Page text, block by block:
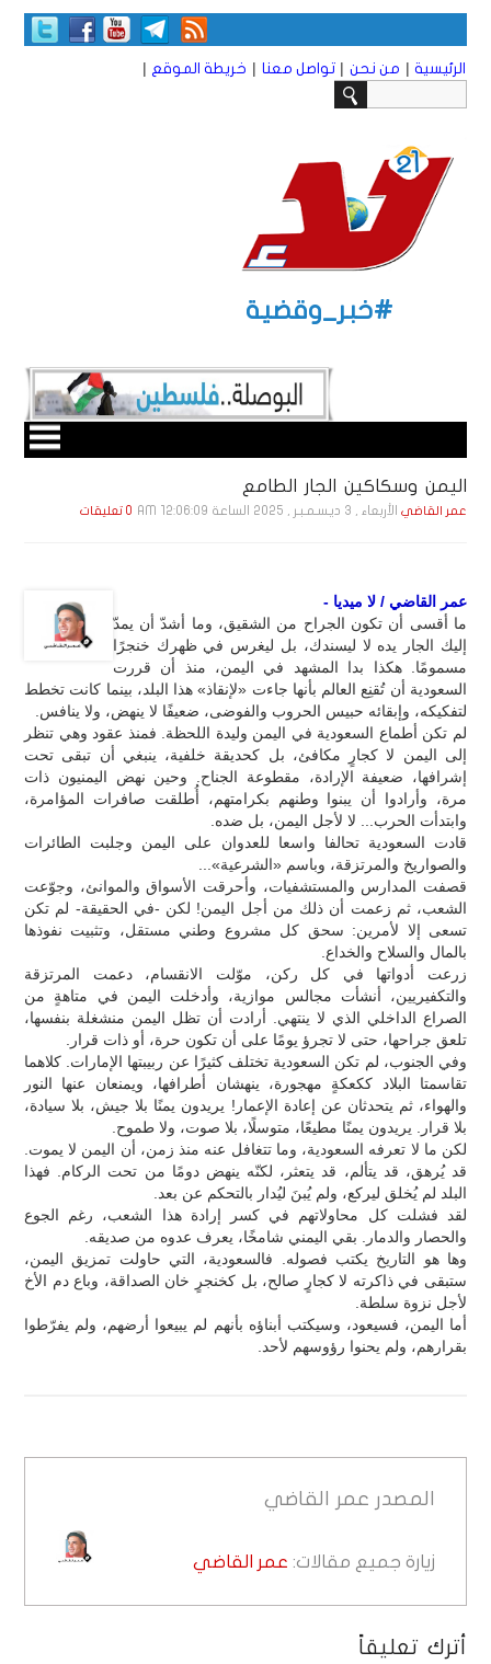
الرئيسية | من نحن | تواصل معنا | خريطة الموقع |
#خبر_وقضية
اليمن وسكاكين الجار الطامع
عمر القاضي الأربعاء , 3 ديـسـمـبـر , 2025 الساعة 12:06:09 AM 0 تعليقات
عمر القاضي / لا ميديا -
ما أقسى أن تكون الجراح من الشقيق، وما أشدّ أن يمدّ
إليك الجار يده لا ليسندك، بل ليغرس في ظهرك خنجرًا
مسمومًا. هكذا بدا المشهد في اليمن، منذ أن قررت
السعودية أن تُقنِع العالم بأنها جاءت «لإنقاذ» هذا البلد، بينما كانت تخطط
لتفكيكه، وإبقائه حبيس الحروب والفوضى، ضعيفًا لا ينهض، ولا ينافس.
لم تكن أطماع السعودية في اليمن وليدة اللحظة. فمنذ عقود وهي تنظر
إلى اليمن لا كجارٍ مكافئ، بل كحديقة خلفية، ينبغي أن تبقى تحت
إشرافها، ضعيفة الإرادة، مقطوعة الجناح. وحين نهض اليمنيون ذات
مرة، وأرادوا أن يبنوا وطنهم بكرامتهم، أُطلقت صافرات المؤامرة،
وابتدأت الحرب... لا لأجل اليمن، بل ضده.
قادت السعودية تحالفا واسعا للعدوان على اليمن وجلبت الطائرات
والصواريخ والمرتزقة، وباسم «الشرعية»...
قصفت المدارس والمستشفيات، وأحرقت الأسواق والموانئ، وجوّعت
الشعب، ثم زعمت أن ذلك من أجل اليمن! لكن -في الحقيقة- لم تكن
تسعى إلا لأمرين: سحق كل مشروع وطني مستقل، وتثبيت نفوذها
بالمال والسلاح والخداع.
زرعت أدواتها في كل ركن، موّلت الانقسام، دعمت المرتزقة
والتكفيريين، أنشأت مجالس موازية، وأدخلت اليمن في متاهةٍ من
الصراع الداخلي الذي لا ينتهي. أرادت أن تظل اليمن منشغلة بنفسها،
تلعق جراحها، حتى لا تجرؤ يومًا على أن تكون حرة، أو ذات قرار.
وفي الجنوب، لم تكن السعودية تختلف كثيرًا عن ربيبتها الإمارات. كلاهما
تقاسمتا البلاد ككعكةٍ مهجورة، ينهشان أطرافها، ويمنعان عنها النور
والهواء، ثم يتحدثان عن إعادة الإعمار! يريدون يمنًا بلا جيش، بلا سيادة،
بلا قرار. يريدون يمنًا مطيعًا، متوسلًا، بلا صوت، ولا طموح.
لكن ما لا تعرفه السعودية، وما تتغافل عنه منذ زمن، أن اليمن لا يموت.
قد يُرهق، قد يتألم، قد يتعثر، لكنّه ينهض دومًا من تحت الركام. فهذا
البلد لم يُخلق ليركع، ولم يُبنَ ليُدار بالتحكم عن بعد.
لقد فشلت كل محاولاتهم في كسر إرادة هذا الشعب، رغم الجوع
والحصار والدمار. بقي اليمني شامخًا، يعرف عدوه من صديقه.
وها هو التاريخ يكتب فصوله. فالسعودية، التي حاولت تمزيق اليمن،
ستبقى في ذاكرته لا كجارٍ صالح، بل كخنجرٍ خان الصداقة، وباع دم الأخ
لأجل نزوة سلطة.
أما اليمن، فسيعود، وسيكتب أبناؤه بأنهم لم يبيعوا أرضهم، ولم يفرّطوا
بقرارهم، ولم يحنوا رؤوسهم لأحد.
المصدر عمر القاضي
زيارة جميع مقالات: عمر القاضي
أترك تعليقاً